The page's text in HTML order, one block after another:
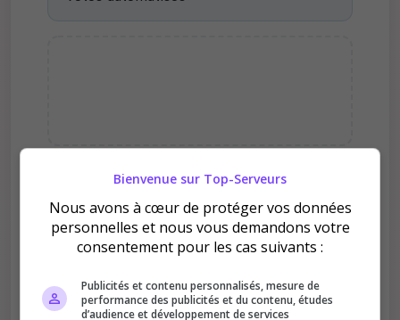
Pourquoi voter pour Legacy
Realms ?
Bienvenue sur Top-Serveurs
Nous avons à cœur de protéger vos données
personnelles et nous vous demandons votre
consentement pour les cas suivants :
Publicités et contenu personnalisés, mesure de
performance des publicités et du contenu, études
d’audience et développement de services